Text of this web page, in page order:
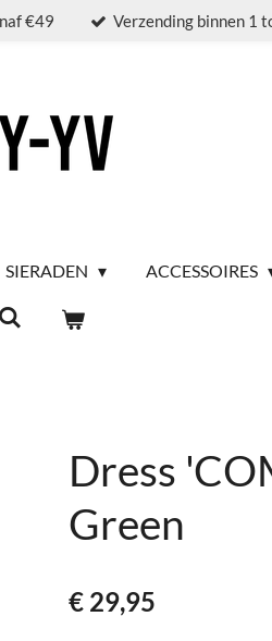
€49 Verzending binnen 1
SIERADEN ACCESSOIRES
Dress
Green
€ 29,95